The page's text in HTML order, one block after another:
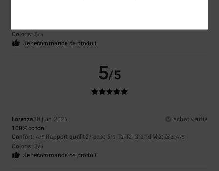
Coloris: 5/5
Je recommande ce produit
5/5
Lorenza30 juin 2026
Achat vérifié
100% coton
Confort: 4/5 Rapport qualité / prix: 5/5 Taille: Grand Matière: 4 /5
Coloris: 3/5
Je recommande ce produit